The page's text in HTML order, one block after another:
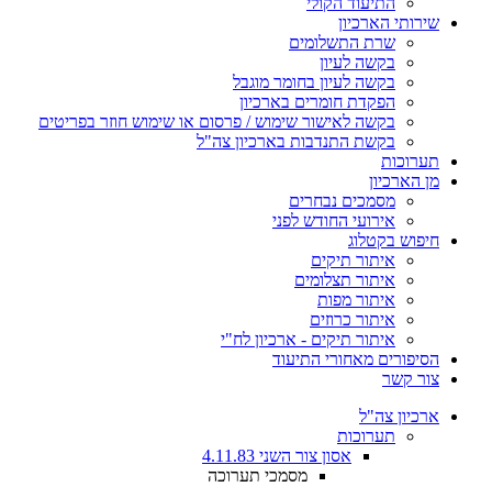
שירותי הארכיון
שרת התשלומים
בקשה לעיון
בקשה לעיון בחומר מוגבל
הפקדת חומרים בארכיון
בקשה לאישור שימוש / פרסום או שימוש חוזר בפריטים
בקשת התנדבות בארכיון צה"ל
תערוכות
מן הארכיון
מסמכים נבחרים
אירועי החודש לפני
חיפוש בקטלוג
איתור תיקים
איתור תצלומים
איתור מפות
איתור כרוזים
איתור תיקים - ארכיון לח"י
הסיפורים מאחורי התיעוד
צור קשר
ארכיון צה"ל
תערוכות
אסון צור השני 4.11.83
מסמכי תערוכה